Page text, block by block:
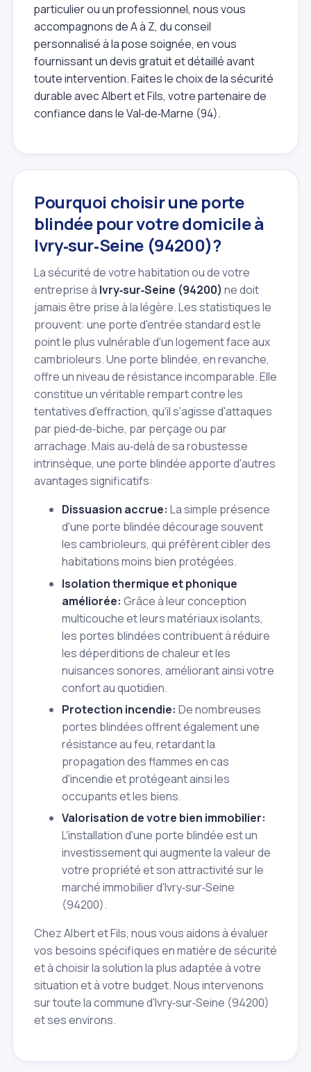
particulier ou un professionnel, nous vous
accompagnons de A à Z, du conseil
personnalisé à la pose soignée, en vous
fournissant un devis gratuit et détaillé avant
toute intervention. Faites le choix de la sécurité
durable avec Albert et Fils, votre partenaire de
confiance dans le Val‑de‑Marne (94).
Pourquoi choisir une porte
blindée pour votre domicile à
Ivry‑sur‑Seine (94200)?
La sécurité de votre habitation ou de votre
entreprise à Ivry‑sur‑Seine (94200) ne doit
jamais être prise à la légère. Les statistiques le
prouvent: une porte d'entrée standard est le
point le plus vulnérable d'un logement face aux
cambrioleurs. Une porte blindée, en revanche,
offre un niveau de résistance incomparable. Elle
constitue un véritable rempart contre les
tentatives d'effraction, qu'il s'agisse d'attaques
par pied‑de‑biche, par perçage ou par
arrachage. Mais au‑delà de sa robustesse
intrinsèque, une porte blindée apporte d'autres
avantages significatifs:
Dissuasion accrue: La simple présence
d'une porte blindée décourage souvent
les cambrioleurs, qui préfèrent cibler des
habitations moins bien protégées.
Isolation thermique et phonique
améliorée: Grâce à leur conception
multicouche et leurs matériaux isolants,
les portes blindées contribuent à réduire
les déperditions de chaleur et les
nuisances sonores, améliorant ainsi votre
confort au quotidien.
Protection incendie: De nombreuses
portes blindées offrent également une
résistance au feu, retardant la
propagation des flammes en cas
d'incendie et protégeant ainsi les
occupants et les biens.
Valorisation de votre bien immobilier:
L'installation d'une porte blindée est un
investissement qui augmente la valeur de
votre propriété et son attractivité sur le
marché immobilier d'Ivry‑sur‑Seine
(94200).
Chez Albert et Fils, nous vous aidons à évaluer
vos besoins spécifiques en matière de sécurité
et à choisir la solution la plus adaptée à votre
situation et à votre budget. Nous intervenons
sur toute la commune d'Ivry‑sur‑Seine (94200)
et ses environs.